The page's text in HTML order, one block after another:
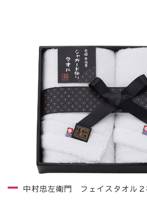
中村忠左衛門 フェイスタオル２